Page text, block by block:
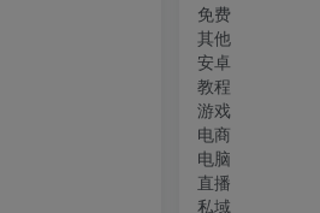
免费
其他
安卓
教程
游戏
电商
电脑
直播
私域